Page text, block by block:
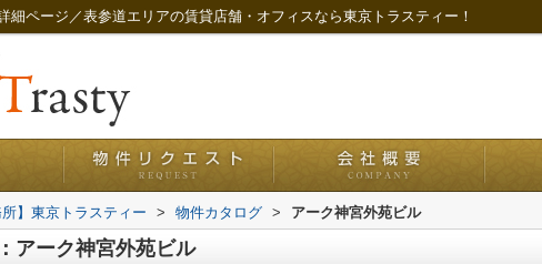
細ページ／表参道エリアの賃貸店舗・オフィスなら東京トラスティー！
所】東京トラスティー > 物件カタログ > アーク神宮外苑ビル
アーク神宮外苑ビル